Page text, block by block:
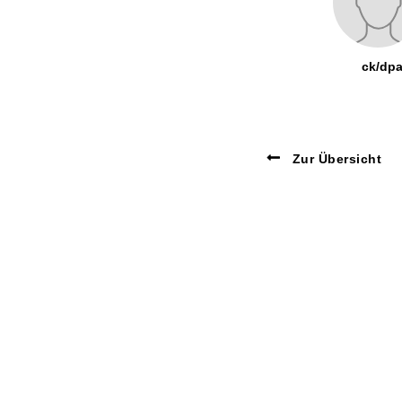
ck/dpa
Zur Übersicht